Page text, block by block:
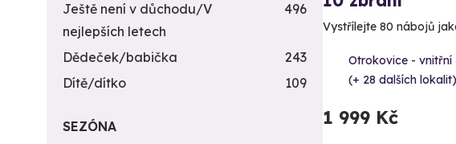
Vystřílejte 80 nábojů
Otrokovice - vnitřní
(+ 28 dalších lokalit)
1 999 Kč
Ještě není v důchodu/V
nejlepších letech
496
Dědeček/babička
243
Dítě/dítko
109
SEZÓNA